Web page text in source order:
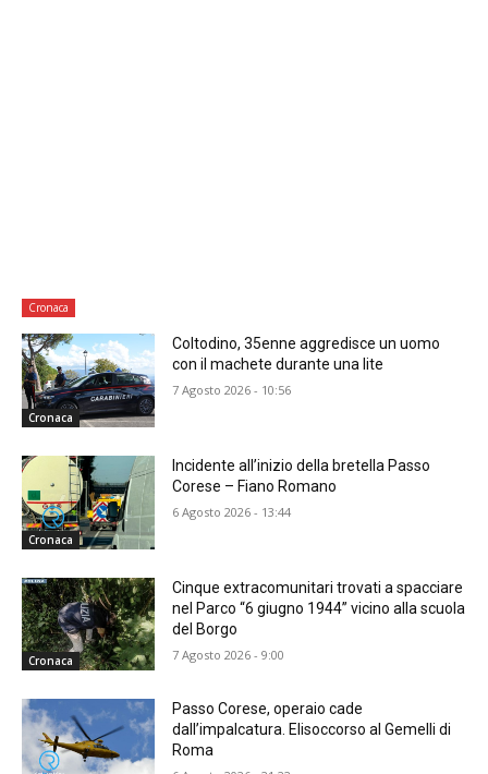
Cronaca
Cronaca
Coltodino, 35enne aggredisce un uomo
con il machete durante una lite
7 Agosto 2026 - 10:56
Cronaca
Incidente all’inizio della bretella Passo
Corese – Fiano Romano
6 Agosto 2026 - 13:44
Cronaca
Cinque extracomunitari trovati a spacciare
nel Parco “6 giugno 1944” vicino alla scuola
del Borgo
7 Agosto 2026 - 9:00
Passo Corese, operaio cade
dall’impalcatura. Elisoccorso al Gemelli di
Roma